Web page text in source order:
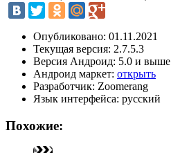
Опубликовано: 01.11.2021
Текущая версия: 2.7.5.3
Версия Андроид: 5.0 и выше
Андроид маркет: открыть
Разработчик: Zoomerang
Язык интерфейса: русский
Похожие: